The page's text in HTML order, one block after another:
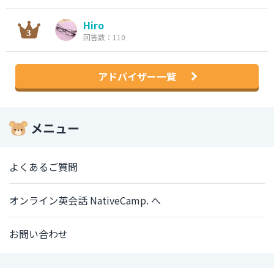
Hiro
回答数：110
アドバイザー一覧
メニュー
よくあるご質問
オンライン英会話 NativeCamp. へ
お問い合わせ